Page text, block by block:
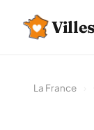
Villes
La France